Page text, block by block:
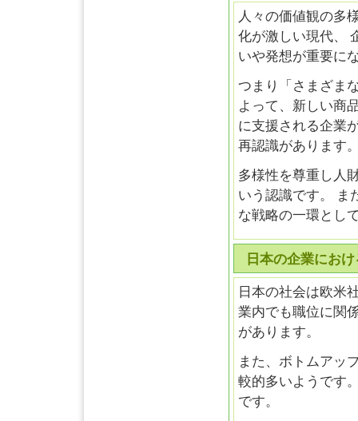
人々の価値観の多
化が激しい現代、
いや発想が重要に
つまり「さまざま
よって、新しい商
に支援される企業
再認識があります
多様性を尊重し人
いう認識です。 ま
な戦略の一環とし
日本の企業にお
日本の社会は欧米
業内でも職位に関
があります。
また、ボトムアッ
較的多いようです
です。